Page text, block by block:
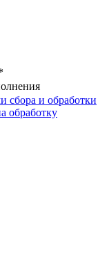
сбора и обработки
обработку